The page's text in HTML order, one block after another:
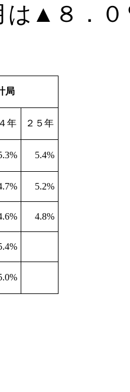
は ▲ ８．
局
年 ２５年
5.4%
5.2%
4.8%